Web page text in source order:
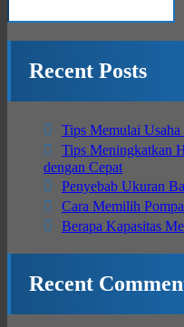
Recent Posts
Tips Memulai
Tips Meningkatkan
dengan Cepat
Penyebab Ukuran
Cara Memilih
Berapa Kapasitas
Recent